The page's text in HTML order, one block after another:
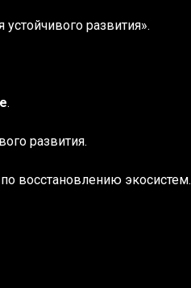
развития».
.
развития.
восстановлению экосистем.